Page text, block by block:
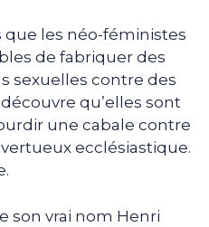
que les néo-féministes
de fabriquer des
sexuelles contre des
qu’elles sont
une cabale contre
ecclésiastique.
son vrai nom Henri